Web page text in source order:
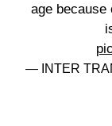
age because
— INTER